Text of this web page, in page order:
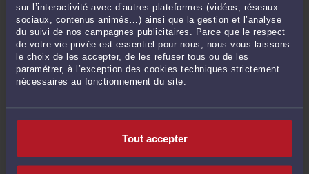
sur l’interactivité avec d’autres plateformes (vidéos, réseaux
sociaux, contenus animés…) ainsi que la gestion et l’analyse
du suivi de nos campagnes publicitaires. Parce que le respect
de votre vie privée est essentiel pour nous, nous vous laissons
le choix de les accepter, de les refuser tous ou de les
paramétrer, à l’exception des cookies techniques strictement
nécessaires au fonctionnement du site.
Tout accepter
L'importance de la datation d'un testament :
La datation d'un testament est généralement considérée
comme une condition essentielle pour garantir sa validité en
droit français. Elle établit la chronologie de l'acte et permet
de prouver que le testament a été rédigé avant le décès du
olographe peut ne pas être daté, mais cela ne signifie pas
nécessairement qu'il est invalide.
Les éléments intrinsèques du testament :